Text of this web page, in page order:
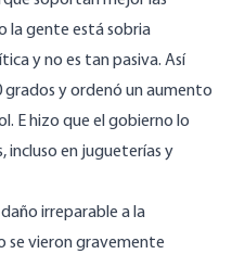
la gente está sobria
y no es tan pasiva. Así
grados y ordenó un aumento
E hizo que el gobierno lo
incluso en jugueterías y
irreparable a la
se vieron gravemente